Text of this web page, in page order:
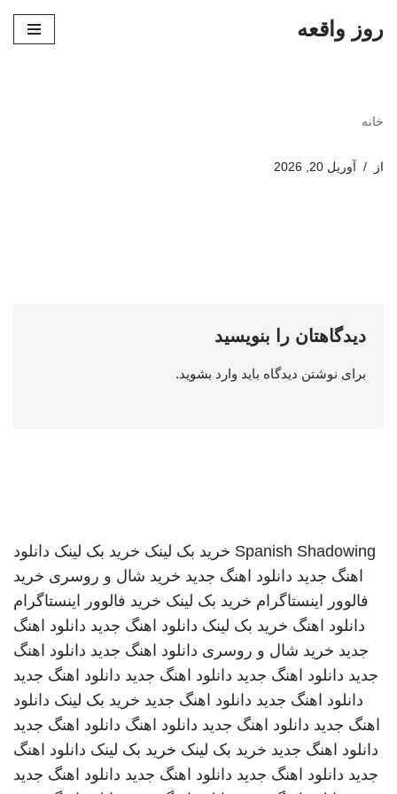
روز واقعه
خانه
از آوریل 20, 2026
دیدگاهتان را بنویسید
برای نوشتن دیدگاه باید وارد بشوید.
Spanish Shadowing خرید بک لینک خرید بک لینک دانلود
اهنگ جدید دانلود اهنگ جدید خرید شال و روسری خرید
فالوور اینستاگرام خرید بک لینک خرید فالوور اینستاگرام
دانلود اهنگ خرید بک لینک دانلود اهنگ جدید دانلود اهنگ
جدید خرید شال و روسری دانلود اهنگ جدید دانلود اهنگ
جدید دانلود اهنگ جدید دانلود اهنگ جدید دانلود اهنگ جدید
دانلود اهنگ جدید دانلود اهنگ جدید خرید بک لینک دانلود
اهنگ جدید دانلود اهنگ جدید دانلود اهنگ دانلود اهنگ جدید
دانلود اهنگ جدید خرید بک لینک خرید بک لینک دانلود اهنگ
جدید دانلود اهنگ جدید دانلود اهنگ جدید دانلود اهنگ جدید